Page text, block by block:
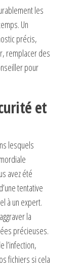
les
Un
précis,
remplacer des
pour
et
lesquels
avez été
tentative
à un expert.
la
précieuses.
l’infection,
fichiers si cela